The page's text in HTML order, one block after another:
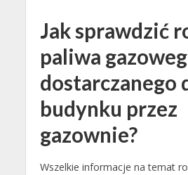
Jak sprawdzić
paliwa
dostarczanego
budynku przez
gazownie?
Wszelkie informacje na temat